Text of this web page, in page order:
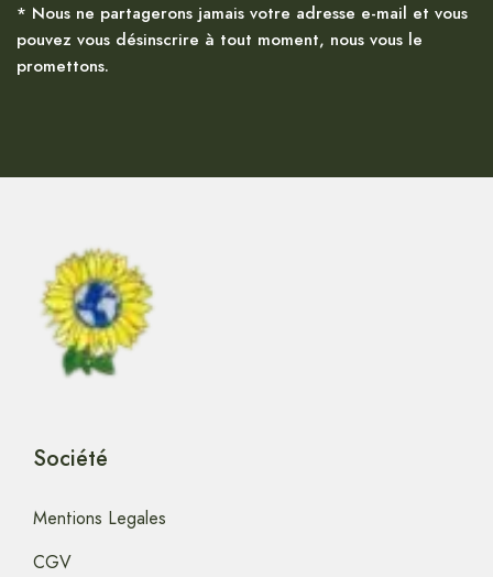
* Nous ne partagerons jamais votre adresse e-mail et vous
pouvez vous désinscrire à tout moment, nous vous le
promettons.
Société
Mentions Legales
CGV